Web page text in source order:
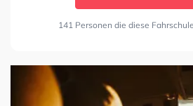
141 Personen die diese